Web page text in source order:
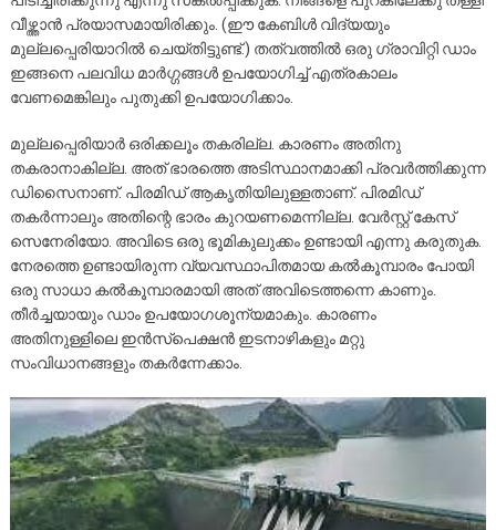
വീഴ്ത്താൻ പ്രയാസമായിരിക്കും. (ഈ കേബിൾ വിദ്യയും
മുല്ലപ്പെരിയാറിൽ ചെയ്തിട്ടുണ്ട്.) തത്വത്തിൽ ഒരു ഗ്രാവിറ്റി ഡാം
ഇങ്ങനെ പലവിധ മാർഗ്ഗങ്ങൾ ഉപയോഗിച്ച് എത്രകാലം
വേണമെങ്കിലും പുതുക്കി ഉപയോഗിക്കാം.
മുല്ലപ്പെരിയാർ ഒരിക്കലൂം തകരില്ല. കാരണം അതിനു
തകരാനാകില്ല. അത് ഭാരത്തെ അടിസ്ഥാനമാക്കി പ്രവർത്തിക്കുന്ന
ഡിസൈനാണ്. പിരമിഡ് ആകൃതിയിലുള്ളതാണ്. പിരമിഡ്
തകർന്നാലും അതിന്റെ ഭാരം കുറയണമെന്നില്ല. വേർസ്റ്റ് കേസ്
സെനേരിയോ. അവിടെ ഒരു ഭൂമികുലുക്കം ഉണ്ടായി എന്നു കരുതുക.
നേരത്തെ ഉണ്ടായിരുന്ന വ്യവസ്ഥാപിതമായ കൽകൂമ്പാരം പോയി
ഒരു സാധാ കൽകൂമ്പാരമായി അത് അവിടെത്തന്നെ കാണും.
തീർച്ചയായും ഡാം ഉപയോഗശൂന്യമാകും. കാരണം
അതിനുള്ളിലെ ഇൻസ്‌പെക്ഷൻ ഇടനാഴികളും മറ്റു
സംവിധാനങ്ങളും തകർന്നേക്കാം.